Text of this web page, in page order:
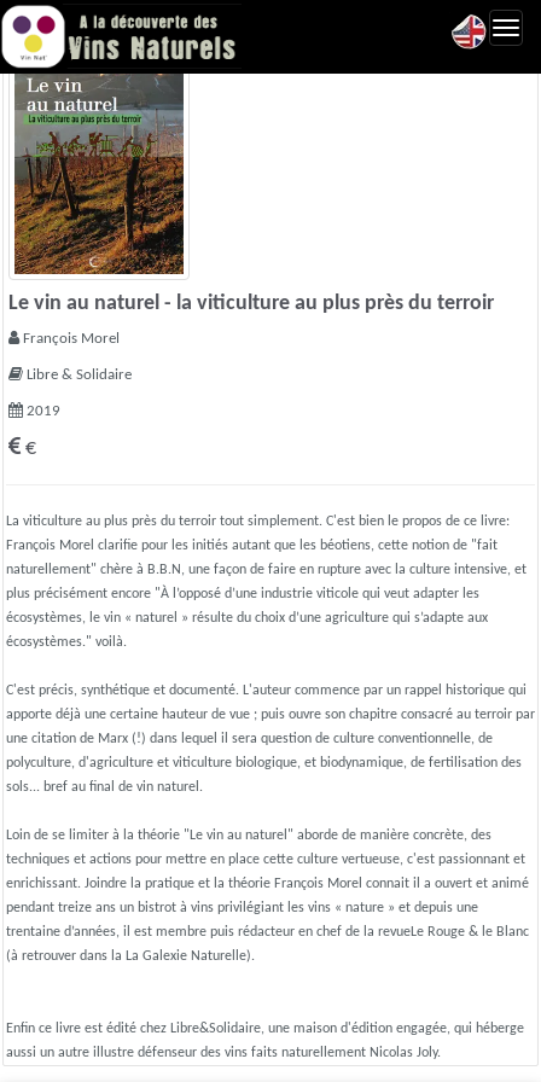
Le vin au naturel - la viticulture au plus près du terroir
François Morel
Libre & Solidaire
2019
€
La viticulture au plus près du terroir tout simplement. C'est bien le propos de ce livre:
François Morel clarifie pour les initiés autant que les béotiens, cette notion de "fait
naturellement" chère à B.B.N, une façon de faire en rupture avec la culture intensive, et
plus précisément encore "À l’opposé d’une industrie viticole qui veut adapter les
écosystèmes, le vin « naturel » résulte du choix d’une agriculture qui s’adapte aux
écosystèmes." voilà.
C'est précis, synthétique et documenté. L'auteur commence par un rappel historique qui
apporte déjà une certaine hauteur de vue ; puis ouvre son chapitre consacré au terroir par
une citation de Marx (!) dans lequel il sera question de culture conventionnelle, de
polyculture, d'agriculture et viticulture biologique, et biodynamique, de fertilisation des
sols... bref au final de vin naturel.
Loin de se limiter à la théorie "Le vin au naturel" aborde de manière concrète, des
techniques et actions pour mettre en place cette culture vertueuse, c'est passionnant et
enrichissant. Joindre la pratique et la théorie François Morel connait il a ouvert et animé
pendant treize ans un bistrot à vins privilégiant les vins « nature » et depuis une
trentaine d’années, il est membre puis rédacteur en chef de la revueLe Rouge & le Blanc
(à retrouver dans la La Galexie Naturelle).
Enfin ce livre est édité chez Libre&Solidaire, une maison d'édition engagée, qui héberge
aussi un autre illustre défenseur des vins faits naturellement Nicolas Joly.